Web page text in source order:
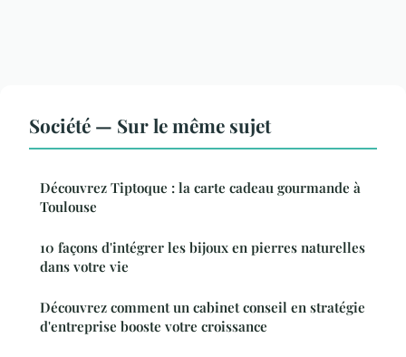
Société — Sur le même sujet
Découvrez Tiptoque : la carte cadeau gourmande à
Toulouse
10 façons d'intégrer les bijoux en pierres naturelles
dans votre vie
Découvrez comment un cabinet conseil en stratégie
d'entreprise booste votre croissance